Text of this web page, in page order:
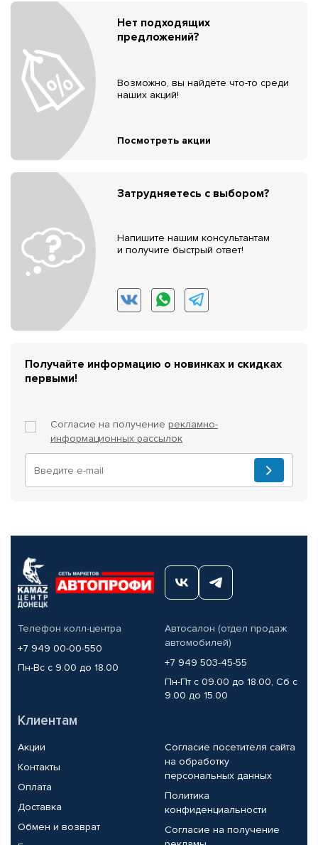
Нет подходящих
предложений?
Возможно, вы найдёте что-то среди
наших акций!
Посмотреть акции
Затрудняетесь с выбором?
Напишите нашим консультантам
и получите быстрый ответ!
Получайте информацию о новинках и скидках
первыми!
Согласие на получение рекламно-
информационных рассылок
Телефон колл-центра
+7 949 00-00-550
Пн-Вс с 9.00 до 18.00
Автосалон (отдел продаж
автомобилей)
+7 949 503-45-55
Пн-Пт с 09.00 до 18.00, Сб с
9.00 до 15.00
Клиентам
Акции
Контакты
Оплата
Доставка
Обмен и возврат
Согласие посетителя сайта
на обработку
персональных данных
Политика
конфиденциальности
Согласие на получение